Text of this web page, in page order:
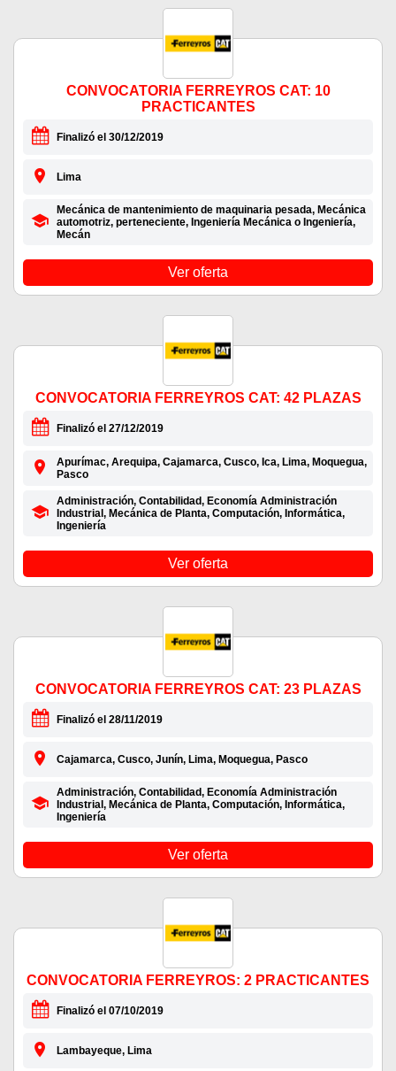
CONVOCATORIA FERREYROS CAT: 10
PRACTICANTES
Finalizó el 30/12/2019
Lima
Mecánica de mantenimiento de maquinaria pesada, Mecánica
automotriz, perteneciente, Ingeniería Mecánica o Ingeniería,
Mecán
Ver oferta
CONVOCATORIA FERREYROS CAT: 42 PLAZAS
Finalizó el 27/12/2019
Apurímac, Arequipa, Cajamarca, Cusco, Ica, Lima, Moquegua,
Pasco
Administración, Contabilidad, Economía Administración
Industrial, Mecánica de Planta, Computación, Informática,
Ingeniería
Ver oferta
CONVOCATORIA FERREYROS CAT: 23 PLAZAS
Finalizó el 28/11/2019
Cajamarca, Cusco, Junín, Lima, Moquegua, Pasco
Administración, Contabilidad, Economía Administración
Industrial, Mecánica de Planta, Computación, Informática,
Ingeniería
Ver oferta
CONVOCATORIA FERREYROS: 2 PRACTICANTES
Finalizó el 07/10/2019
Lambayeque, Lima